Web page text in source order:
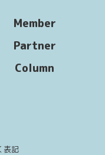
Member
Partner
Column
表記